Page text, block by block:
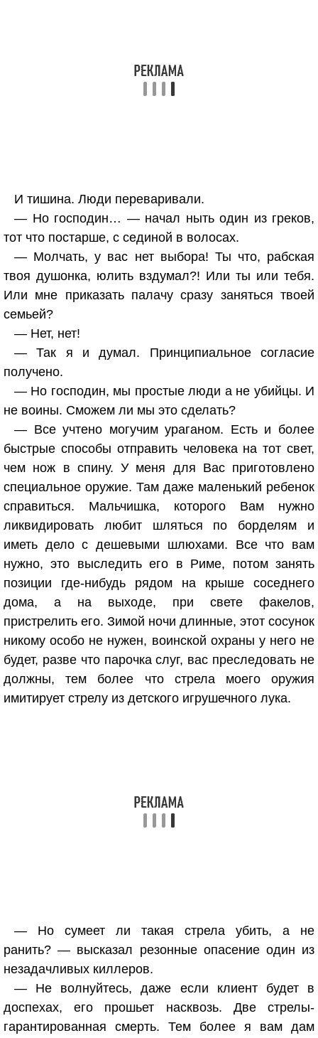
И тишина. Люди переваривали.
— Но господин… — начал ныть один из греков,
тот что постарше, с сединой в волосах.
— Молчать, у вас нет выбора! Ты что, рабская
твоя душонка, юлить вздумал?! Или ты или тебя.
Или мне приказать палачу сразу заняться твоей
семьей?
— Нет, нет!
— Так я и думал. Принципиальное согласие
получено.
— Но господин, мы простые люди а не убийцы. И
не воины. Сможем ли мы это сделать?
— Все учтено могучим ураганом. Есть и более
быстрые способы отправить человека на тот свет,
чем нож в спину. У меня для Вас приготовлено
специальное оружие. Там даже маленький ребенок
справиться. Мальчишка, которого Вам нужно
ликвидировать любит шляться по борделям и
иметь дело с дешевыми шлюхами. Все что вам
нужно, это выследить его в Риме, потом занять
позиции где-нибудь рядом на крыше соседнего
дома, а на выходе, при свете факелов,
пристрелить его. Зимой ночи длинные, этот сосунок
никому особо не нужен, воинской охраны у него не
будет, разве что парочка слуг, вас преследовать не
должны, тем более что стрела моего оружия
имитирует стрелу из детского игрушечного лука.
— Но сумеет ли такая стрела убить, а не
ранить? — высказал резонные опасение один из
незадачливых киллеров.
— Не волнуйтесь, даже если клиент будет в
доспехах, его прошьет насквозь. Две стрелы-
гарантированная смерть. Тем более я вам дам